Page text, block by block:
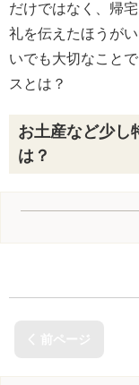
だけではなく、帰
礼を伝えたほうが
いでも大切なこと
スとは？
お土産など少し
は？